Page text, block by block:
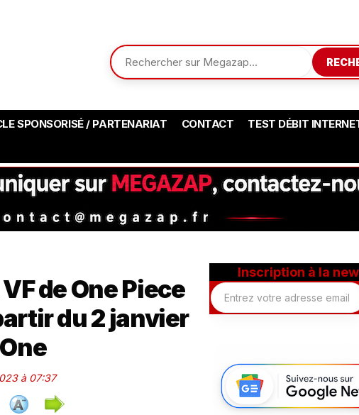
SPONSORISÉ / PARTENARIAT CONTACT TEST DÉBIT
de One Piece
du 2 janvier
à 07:37
Inscription à la